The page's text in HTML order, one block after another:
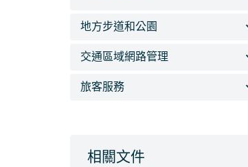
相關文件
地方步道和公園
交通區域網路管理
旅客服務